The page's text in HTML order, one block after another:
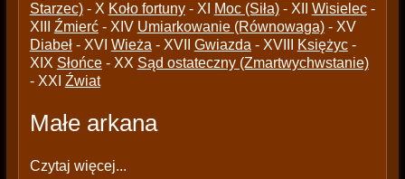
Starzec)- X Koło fortuny- XI Moc (Siła)- XII Wisielec-
XIII Źmierć- XIV Umiarkowanie (Równowaga)- XV
Diabeł- XVI Wieża - XVII Gwiazda - XVIII Księżyc-
XIX Słońce- XX Sąd ostateczny (Zmartwychwstanie)
- XXI Źwiat
Małe arkana
Czytaj więcej...